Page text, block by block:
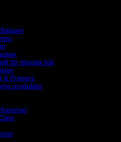
för blonda hår
& Primers
produkter